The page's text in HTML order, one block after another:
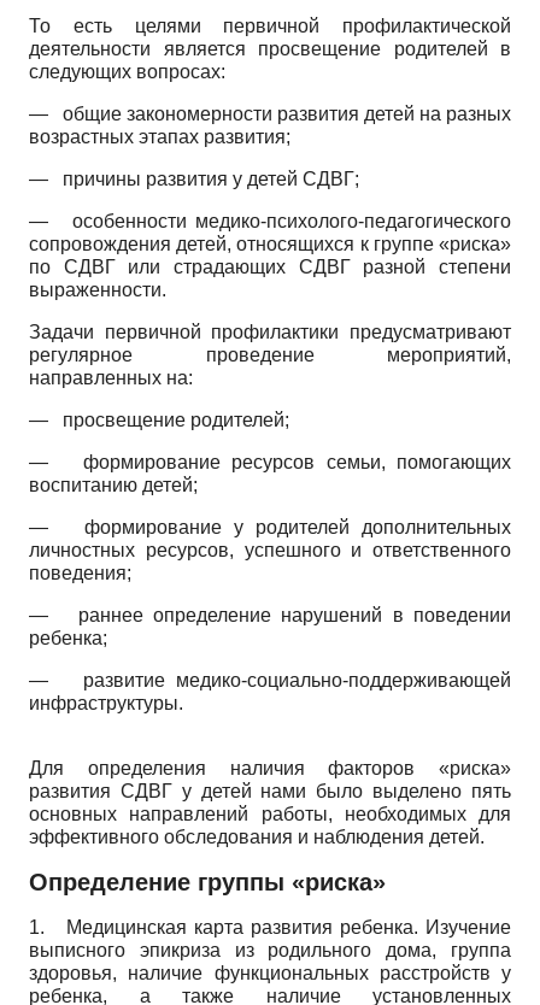
То есть целями первичной профилактической
деятельности является просвещение родителей в
следующих вопросах:
— общие закономерности развития детей на разных
возрастных этапах развития;
— причины развития у детей СДВГ;
—особенности медико-психолого-педагогического
сопровождения детей, относящихся к группе «риска»
по СДВГ или страдающих СДВГ разной степени
выраженности.
Задачи первичной профилактики предусматривают
регулярное проведение мероприятий,
направленных на:
— просвещение родителей;
— формирование ресурсов семьи, помогающих
воспитанию детей;
— формирование у родителей дополнительных
личностных ресурсов, успешного и ответственного
поведения;
— раннее определение нарушений в поведении
ребенка;
— развитие медико-социально-поддерживающей
инфраструктуры.
Для определения наличия факторов «риска»
развития СДВГ у детей нами было выделено пять
основных направлений работы, необходимых для
эффективного обследования и наблюдения детей.
Определение группы «риска»
1.
Медицинская карта развития ребенка. Изучение
выписного эпикриза из родильного дома, группа
здоровья, наличие функциональных расстройств у
ребенка, а также наличие установленных